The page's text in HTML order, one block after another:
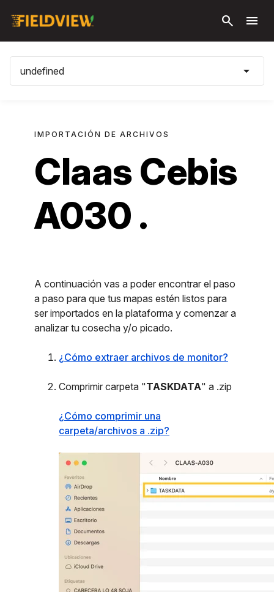
contenido
search menu
undefined arrow_drop_down
IMPORTACIÓN DE ARCHIVOS
Claas Cebis
A030 .
A continuación vas a poder encontrar el paso
a paso para que tus mapas estén listos para
ser importados en la plataforma y comenzar a
analizar tu cosecha y/o picado.
¿Cómo extraer archivos de monitor?
Comprimir carpeta "TASKDATA" a .zip
¿Cómo comprimir una
carpeta/archivos a .zip?